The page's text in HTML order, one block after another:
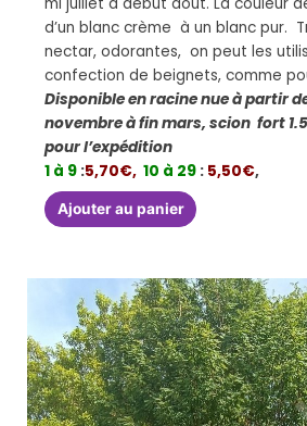
mi juillet à début aout. La couleur
d’un blanc crème à un blanc pur.
nectar, odorantes, on peut les
confection de beignets, comme
Disponible en racine nue à partir
novembre à fin mars, scion fort
pour l’expédition
1 à 9 :5,70€, 10 à 29 : 5,50€,
Ajouter au panier